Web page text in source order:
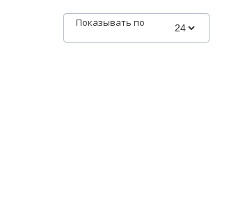
Показывать по